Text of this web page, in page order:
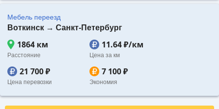
Мебель переезд
Воткинск → Санкт-Петербург
1864 км
Расстояние
11.64 ₽/км
Цена за км
21 700 ₽
Цена перевозки
7 100 ₽
Экономия